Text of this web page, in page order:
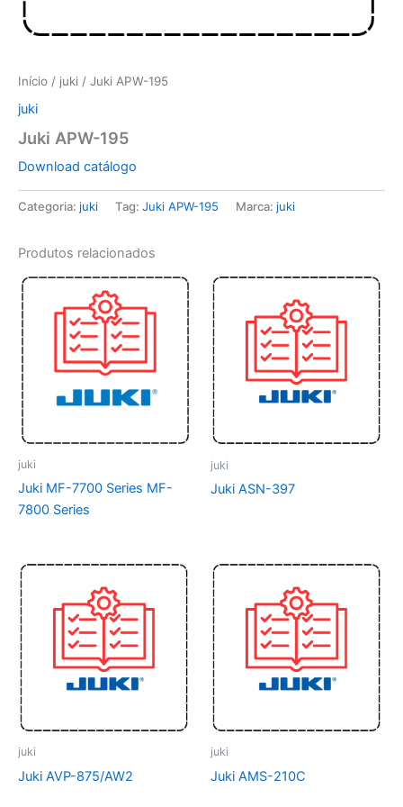
Início / juki / Juki APW-195
juki
Juki APW-195
Download catálogo
Categoria: juki Tag: Juki APW-195 Marca: juki
Produtos relacionados
juki
Juki MF-7700 Series MF-
7800 Series
juki
Juki ASN-397
juki
Juki AVP-875/AW2
juki
Juki AMS-210C